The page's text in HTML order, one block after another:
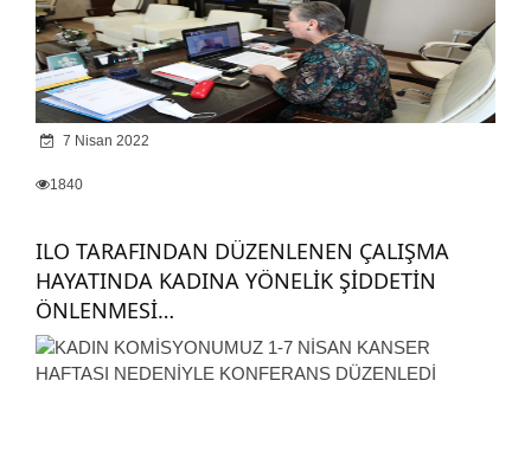
7 Nisan 2022
1840
ILO TARAFINDAN DÜZENLENEN ÇALIŞMA
HAYATINDA KADINA YÖNELİK ŞİDDETİN
ÖNLENMESİ…